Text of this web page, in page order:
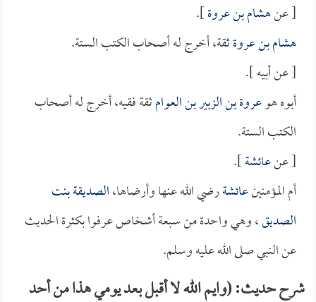
[ عنهشام بن عروة].
هشام بن عروةثقة، أخرج له أصحاب الكتب الستة.
[ عن أبيه ].
أبوه هوعروة بن الزبير بن العوامثقة فقيه، أخرج له أصحاب
الكتب الستة.
[ عنعائشة].
أم المؤمنينعائشةرضي الله عنها وأرضاها،الصديقة بنت
الصديق، وهي واحدة من سبعة أشخاص عرفوا بكثرة الحديث
عن النبي صلى الله عليه وسلم.
شرح حديث: (وايم الله لا أقبل بعد يومي هذا من أحد